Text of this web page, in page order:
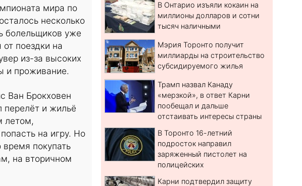
мира по
несколько
болельщиков уже
от поездки на
из-за высоких
и проживание.
Ван Брокховен
перелёт и жильё
летом,
на игру. Но
покупать
на вторичном
В Онтарио изъяли кокаин на
миллионы долларов и сотни
тысяч наличными
Мэрия Торонто получит
миллиарды на строительство
субсидируемого жилья
Трамп назвал Канаду
«мерзкой», в ответ Карни
пообещал и дальше
отстаивать интересы страны
В Торонто 16-летний
подросток направил
заряженный пистолет на
полицейских
Карни подтвердил защиту